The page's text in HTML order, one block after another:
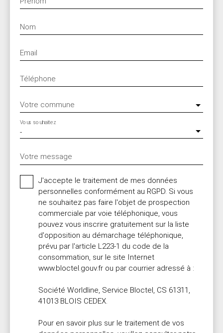
Nom
Email
Téléphone
Votre commune
-
Vous souhaitez
Votre message
J'accepte le traitement de mes données
personnelles conformément au RGPD. Si vous
ne souhaitez pas faire l'objet de prospection
commerciale par voie téléphonique, vous
pouvez vous inscrire gratuitement sur la liste
d'opposition au démarchage téléphonique,
prévu par l'article L223-1 du code de la
consommation, sur le site Internet
www.bloctel.gouv.fr ou par courrier adressé à :
Société Worldline, Service Bloctel, CS 61311,
41013 BLOIS CEDEX.
Pour en savoir plus sur le traitement de vos